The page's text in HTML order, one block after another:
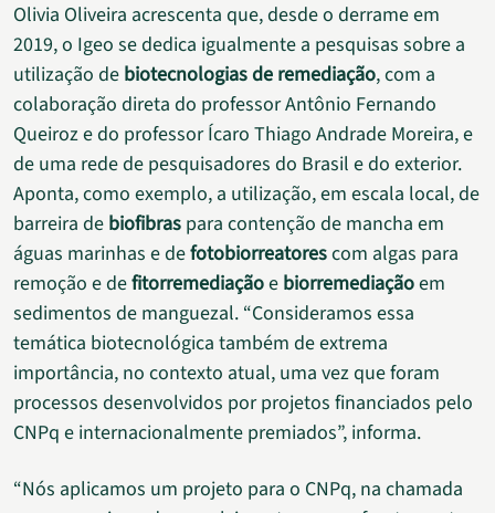
Olivia Oliveira acrescenta que, desde o derrame em
2019, o Igeo se dedica igualmente a pesquisas sobre a
utilização de biotecnologias de remediação, com a
colaboração direta do professor Antônio Fernando
Queiroz e do professor Ícaro Thiago Andrade Moreira, e
de uma rede de pesquisadores do Brasil e do exterior.
Aponta, como exemplo, a utilização, em escala local, de
barreira de biofibras para contenção de mancha em
águas marinhas e defotobiorreatorescom algas para
remoção e defitorremediaçãoe biorremediaçãoem
sedimentos de manguezal. “Consideramos essa
temática biotecnológica também de extrema
importância, no contexto atual, uma vez que foram
processos desenvolvidos por projetos financiados pelo
CNPq e internacionalmente premiados”, informa.
“Nós aplicamos um projeto para o CNPq, na chamada